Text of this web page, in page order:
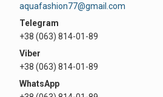
aquafashion77@gmail.com
+38 (063) 814-01-89
+38 (063) 814-01-89